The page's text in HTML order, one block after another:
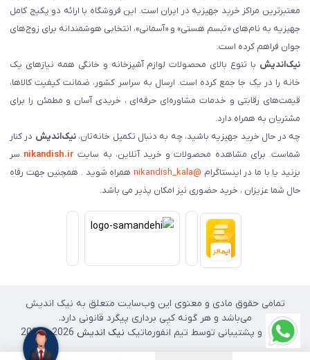
معتبرترین مراکز خرید جهیزیه در ایران است. این فروشگاه با ارائه دو پکیج کامل
جهیزیه به نام‌های «تبسم هستی» و «آسمانی»، انتخابی هوشمندانه برای زوج‌های
جوان فراهم کرده است.
نیک‌اندیش با تنوع بالای محصولات لوازم آشپزخانه و خانگی همه نیازهای یک
خانه را در یک جا جمع کرده است. ارسال به سراسر کشور، ضمانت کیفیت کالاها،
قیمت‌های رقابتی و خدمات مشاوره‌ای حرفه‌ای ، خریدی آسان و مطمئن را برای
مشتریان به همراه دارد.
چه در حال خرید جهیزیه باشید، چه به دنبال تکمیل خانه‌تان،نیک‌اندیش در کنار
شماست. برای مشاهده محصولات و خرید آنلاین، به سایت nikandish.ir سر
بزنید یا با ما در اینستاگرام @nikandish_kala
همراه شوید . همچنین جهت رفاه
حال شما عزیزان ، خرید حضوری نیز امکان پذیر می باشد.
تمامی حقوق مادی و معنوی این وب‌سایت متعلق به نیک اندیش
می‌باشد و هر گونه کپی برداری پیگرد قانونی دارد.
طراحی و پشتیبانی توسط تیم انفورماتیک نیک اندیش 2026 - 2025